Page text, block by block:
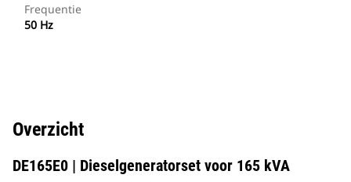
Frequentie
50 Hz
Overzicht
DE165E0 | Dieselgeneratorset voor 165 kVA